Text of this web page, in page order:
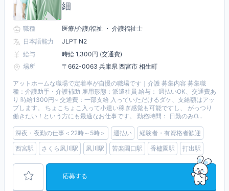
細
職種
医療/介護/福祉 ・ 介護福祉士
日本語能力
JLPT N2
給与
時給 1,300円 (交通費)
場所
〒662-0063 兵庫県 西宮市 相生町
アットホームな職場で定着率が自慢の職場です｜介護 募集内容 募集職
種：介護助手・介護補助 雇用形態：派遣社員 給与： 週払いOK、交通費あ
り 時給1300円~ 交通費：一部支給 入っていただけるダケ、支給額はアッ
プします。 ちょこちょこ入って小遣い稼ぎ感覚も可能ですし、 がっつり
働きたい！という方にも最適なお仕事です。 勤務時間： 日勤のみO...
深夜・夜勤の仕事＜22時～5時＞ 週払い
経験者・有資格者歓迎
西宮駅
さくら夙川駅 夙川駅 苦楽園口駅 香櫨園駅 打出駅
応募する